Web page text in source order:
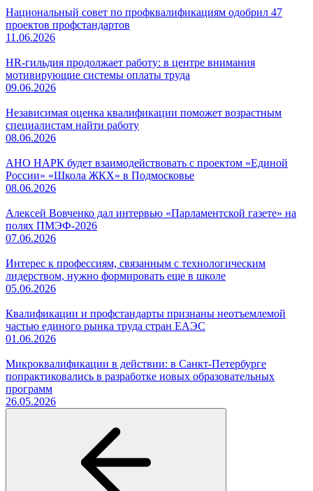
Национальный совет по профквалификациям одобрил 47
проектов профстандартов
11.06.2026
HR-гильдия продолжает работу: в центре внимания
мотивирующие системы оплаты труда
09.06.2026
Независимая оценка квалификации поможет возрастным
специалистам найти работу
08.06.2026
АНО НАРК будет взаимодействовать с проектом «Единой
России» «Школа ЖКХ» в Подмосковье
08.06.2026
Алексей Вовченко дал интервью «Парламентской газете» на
полях ПМЭФ-2026
07.06.2026
Интерес к профессиям, связанным с технологическим
лидерством, нужно формировать еще в школе
05.06.2026
Квалификации и профстандарты признаны неотъемлемой
частью единого рынка труда стран ЕАЭС
01.06.2026
Микроквалификации в действии: в Санкт-Петербурге
попрактиковались в разработке новых образовательных
программ
26.05.2026